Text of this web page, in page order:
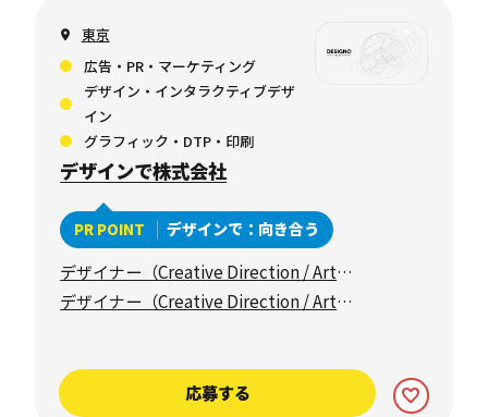
東京
広告・PR・マーケティング
デザイン・インタラクティブデザ
イン
グラフィック・DTP・印刷
デザインで株式会社
PR POINT デザインで：向き合う
デザイナー（Creative Direction / Art
Direction）
デザイナー（Creative Direction / Art
応募する